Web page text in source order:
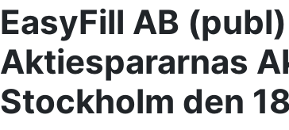
EasyFill AB
Aktiespararnas
Stockholm den